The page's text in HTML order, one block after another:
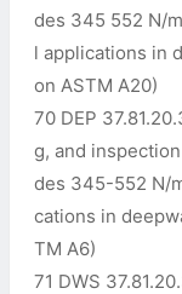
des 345 552 N/
l applications in
on ASTM A20)
70 DEP
g, and
des 345-552 N/
cations in
TM A6)
71 DWS